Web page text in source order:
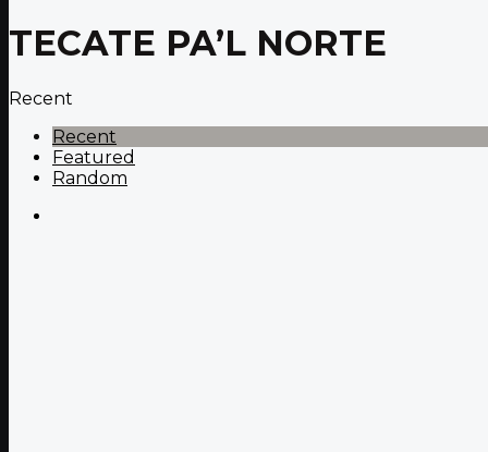
TECATE PA’L NORTE
Recent
Recent
Featured
Random